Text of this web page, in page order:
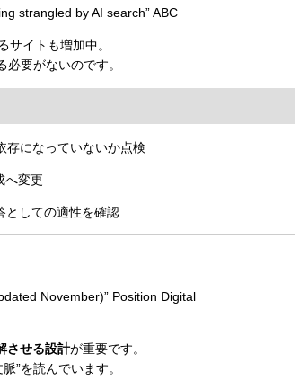
strangled by AI search” ABC
サイトも増加中。
要がないのです。
になっていないか点検
へ変更
としての適性を確認
November)” Position Digital
させる設計が重要です。
”を読んでいます。